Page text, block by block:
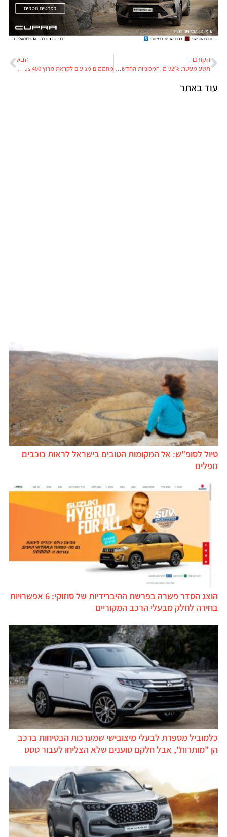
הקודם
תשע מעשר: 92% מן המכוניות החדשות שנמכרו בנורבגיה הן חשמליות
הבא
מחממים מנועים לקראת מרוץ Minus 400
עוד באתר
טיול לסופ"ש: אל המקומות הטובים בישראל לראות כוכבים
נופלים
הוצג הסדר פשרה בפרשת ההיברידיות של סוזוקי: 6 אפשרויות
בחירה לחלק מבעלי הרכב המקוריים
כלמוביל מספרת לבעלי מיצובישי שמערכות הבטיחות ברכב
הן "מותרות", אבל חלקם טוענים שלא הצליחו לעבור טסט